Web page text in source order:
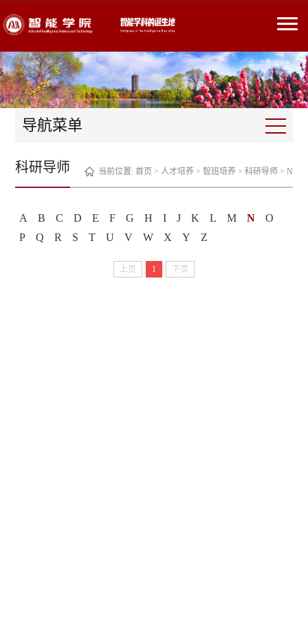
导航菜单
当前位置: 首页 > 人才培养 > 智班培养 > 科研导师> N
科研导师
A B C D E F G H I J K L M N
O
P
Q R S T U V W X Y Z
上页 1 下页